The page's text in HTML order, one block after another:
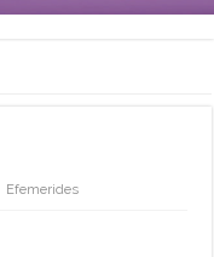
Efemerides